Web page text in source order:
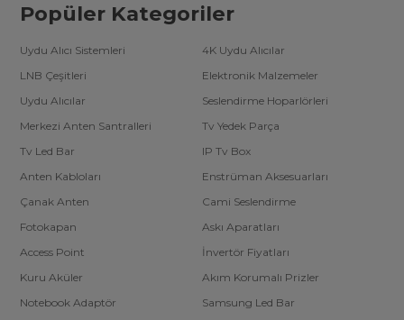
Popüler Kategoriler
Uydu Alıcı Sistemleri
4K Uydu Alıcılar
LNB Çeşitleri
Elektronik Malzemeler
Uydu Alıcılar
Seslendirme Hoparlörleri
Merkezi Anten Santralleri
Tv Yedek Parça
Tv Led Bar
IP Tv Box
Anten Kabloları
Enstrüman Aksesuarları
Çanak Anten
Cami Seslendirme
Fotokapan
Askı Aparatları
Access Point
İnvertör Fiyatları
Kuru Aküler
Akım Korumalı Prizler
Notebook Adaptör
Samsung Led Bar